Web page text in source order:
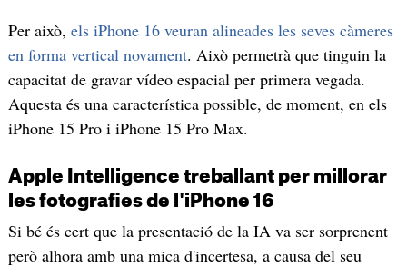
Per això, els iPhone 16 veuran alineades les seves càmeres
en forma vertical novament. Això permetrà que tinguin la
capacitat de gravar vídeo espacial per primera vegada.
Aquesta és una característica possible, de moment, en els
iPhone 15 Pro i iPhone 15 Pro Max.
Apple Intelligence treballant per millorar
les fotografies de l'iPhone 16
Si bé és cert que la presentació de la IA va ser sorprenent
però alhora amb una mica d'incertesa, a causa del seu